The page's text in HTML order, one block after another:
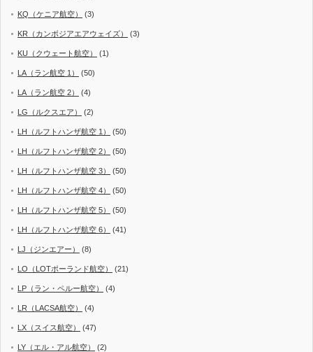
KQ（ケニア航空） (3)
KR（カンボジアエアウェイズ） (3)
KU（クウェート航空） (1)
LA（ラン航空 1） (50)
LA（ラン航空 2） (4)
LG（ルクスエア） (2)
LH（ルフトハンザ航空 1） (50)
LH（ルフトハンザ航空 2） (50)
LH（ルフトハンザ航空 3） (50)
LH（ルフトハンザ航空 4） (50)
LH（ルフトハンザ航空 5） (50)
LH（ルフトハンザ航空 6） (41)
LJ（ジンエアー） (8)
LO（LOTポーランド航空） (21)
LP（ラン・ペルー航空） (4)
LR（LACSA航空） (4)
LX（スイス航空） (47)
LY（エル・アル航空） (2)